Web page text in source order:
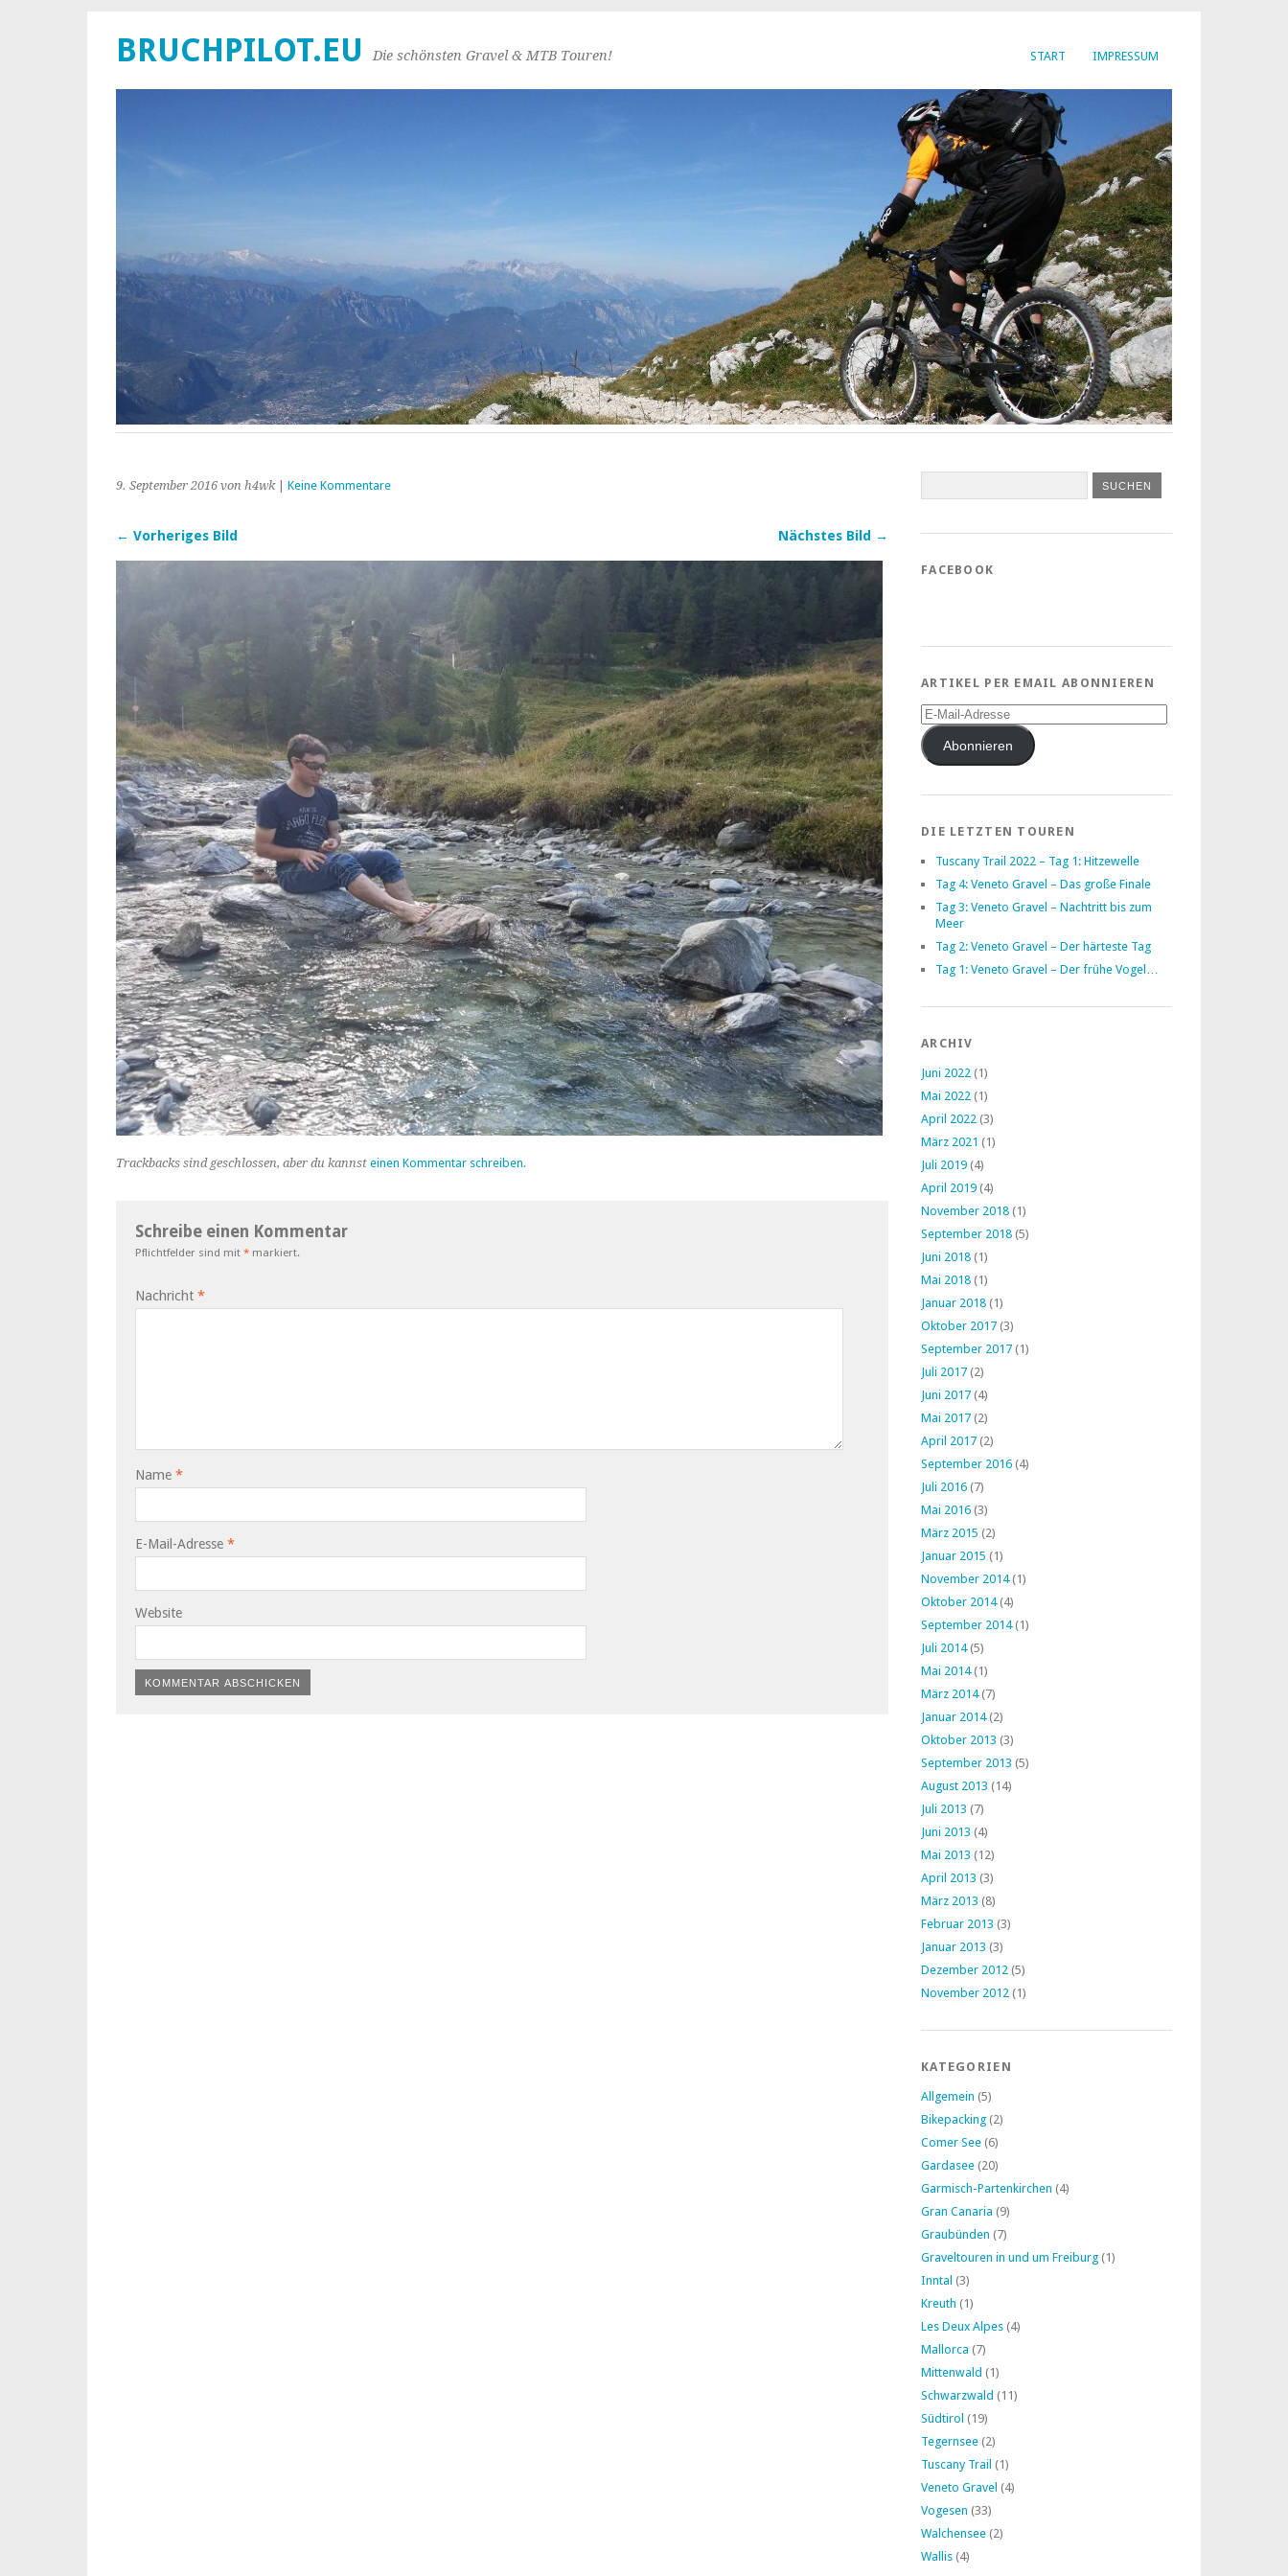
START IMPRESSUM
BRUCHPILOT.EU Die schönsten Gravel & MTB Touren!
9. September 2016 von h4wk| Keine Kommentare
← Vorheriges Bild Nächstes Bild →
Trackbacks sind geschlossen, aber du kannst einen Kommentar schreiben.
Schreibe einen Kommentar
Pflichtfelder sind mit * markiert.
Nachricht *
Name *
E-Mail-Adresse *
Website
FACEBOOK
ARTIKEL PER EMAIL ABONNIEREN
E-
Mail-
AdresseAbonnieren
DIE LETZTEN TOUREN
Tuscany Trail 2022 – Tag 1: Hitzewelle
Tag 4: Veneto Gravel – Das große Finale
Tag 3: Veneto Gravel – Nachtritt bis zum
Meer
Tag 2: Veneto Gravel – Der härteste Tag
Tag 1: Veneto Gravel – Der frühe Vogel…
ARCHIV
Juni 2022 (1)
Mai 2022 (1)
April 2022 (3)
März 2021 (1)
Juli 2019 (4)
April 2019 (4)
November 2018 (1)
September 2018 (5)
Juni 2018 (1)
Mai 2018 (1)
Januar 2018 (1)
Oktober 2017 (3)
September 2017 (1)
Juli 2017 (2)
Juni 2017 (4)
Mai 2017 (2)
April 2017 (2)
September 2016 (4)
Juli 2016 (7)
Mai 2016 (3)
März 2015 (2)
Januar 2015 (1)
November 2014(1)
Oktober 2014(4)
September 2014(1)
Juli 2014(5)
Mai 2014(1)
März 2014(7)
Januar 2014(2)
Oktober 2013 (3)
September 2013 (5)
August 2013 (14)
Juli 2013 (7)
Juni 2013 (4)
Mai 2013 (12)
April 2013 (3)
März 2013 (8)
Februar 2013 (3)
Januar 2013 (3)
Dezember 2012 (5)
November 2012 (1)
KATEGORIEN
Allgemein (5)
Bikepacking (2)
Comer See (6)
Gardasee (20)
Garmisch-Partenkirchen (4)
Gran Canaria (9)
Graubünden (7)
Graveltouren in und um Freiburg (1)
Inntal (3)
Kreuth (1)
Les Deux Alpes (4)
Mallorca (7)
Mittenwald (1)
Schwarzwald (11)
Südtirol (19)
Tegernsee (2)
Tuscany Trail (1)
Veneto Gravel (4)
Vogesen (33)
Walchensee (2)
Wallis (4)